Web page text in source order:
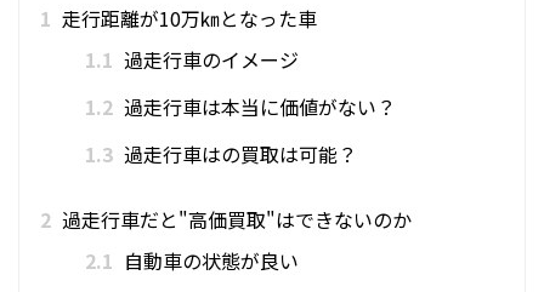
1 走行距離が10万㎞となった車
1.1 過走行車のイメージ
1.2 過走行車は本当に価値がない？
1.3 過走行車はの買取は可能？
2 過走行車だと"高価買取"はできないのか
2.1 自動車の状態が良い